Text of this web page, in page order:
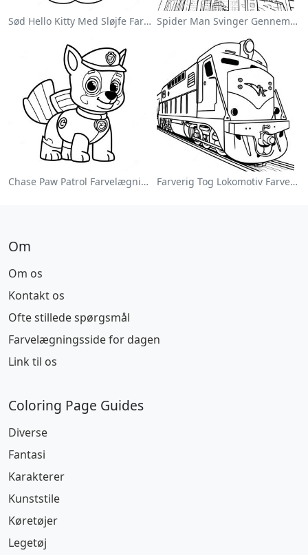
Sød Hello Kitty Med Sløjfe Farvelægningsside Spider Man Svinger Gennem Byen Farvelægningsside
Chase Paw Patrol Farvelægningsside Farverig Tog Lokomotiv Farvelægningsside
Om
Om os
Kontakt os
Ofte stillede spørgsmål
Farvelægningsside for dagen
Link til os
Coloring Page Guides
Diverse
Fantasi
Karakterer
Kunststile
Køretøjer
Legetøj